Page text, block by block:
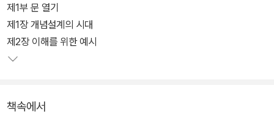
제1부 문 열기
제1장 개념설계의 시대
제2장 이해를 위한 예시
책속에서